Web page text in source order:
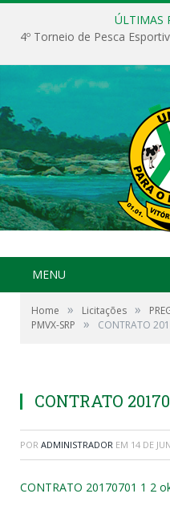
ÚLTIMAS
MENU
Home » Licitações »
PMVX-SRP
» CONTRATO
CONTRATO
POR ADMINISTRADOR EM 14 DE
CONTRATO 20170701 1 2